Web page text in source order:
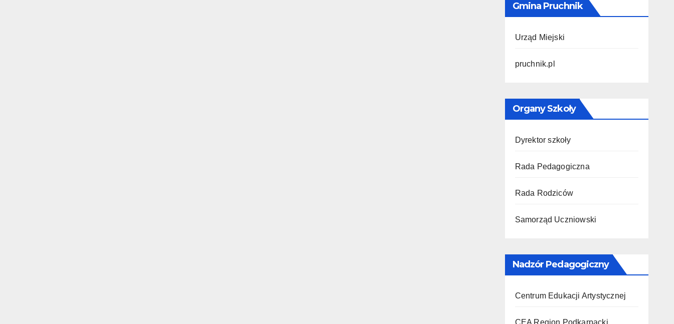
Gmina Pruchnik
Urząd Miejski
pruchnik.pl
Organy Szkoły
Dyrektor szkoły
Rada Pedagogiczna
Rada Rodziców
Samorząd Uczniowski
Nadzór Pedagogiczny
Centrum Edukacji Artystycznej
CEA Region Podkarpacki